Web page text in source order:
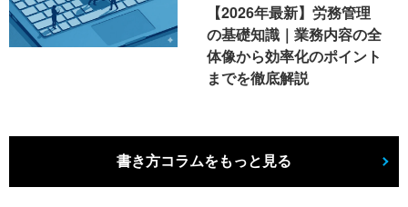
【2026年最新】労務管理
の基礎知識｜業務内容の全
体像から効率化のポイント
までを徹底解説
書き方コラムをもっと見る